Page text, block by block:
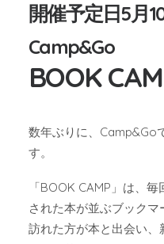
開催予定日5月
Camp&Go
BOOK
数年ぶりに、Camp&Go
す。
「BOOK CAMP」は、
された本が並ぶブックマ
訪れた方が本と出会い、